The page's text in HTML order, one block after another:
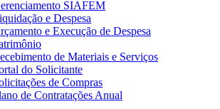
SIAFEM
e Despesa
e Execução de Despesa
de Materiais e Serviços
do Solicitante
de Compras
de Contratações Anual